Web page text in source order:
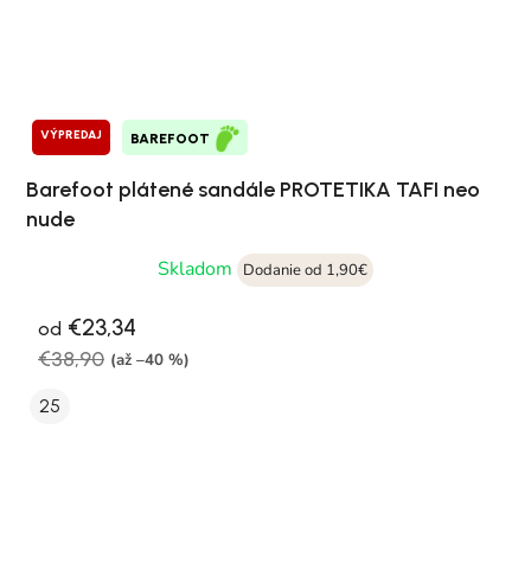
VÝPREDAJ BAREFOOT
Barefoot plátené sandále PROTETIKA TAFI neo
nude
Skladom
Dodanie od 1,90€
od €23,34
€38,90 (až –40 %)
25